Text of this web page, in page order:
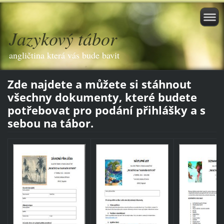
Jazykový tábor
angličtina která vás bude bavit
Zde najdete a můžete si stáhnout
všechny dokumenty, které budete
potřebovat pro podání přihlášky a s
sebou na tábor.